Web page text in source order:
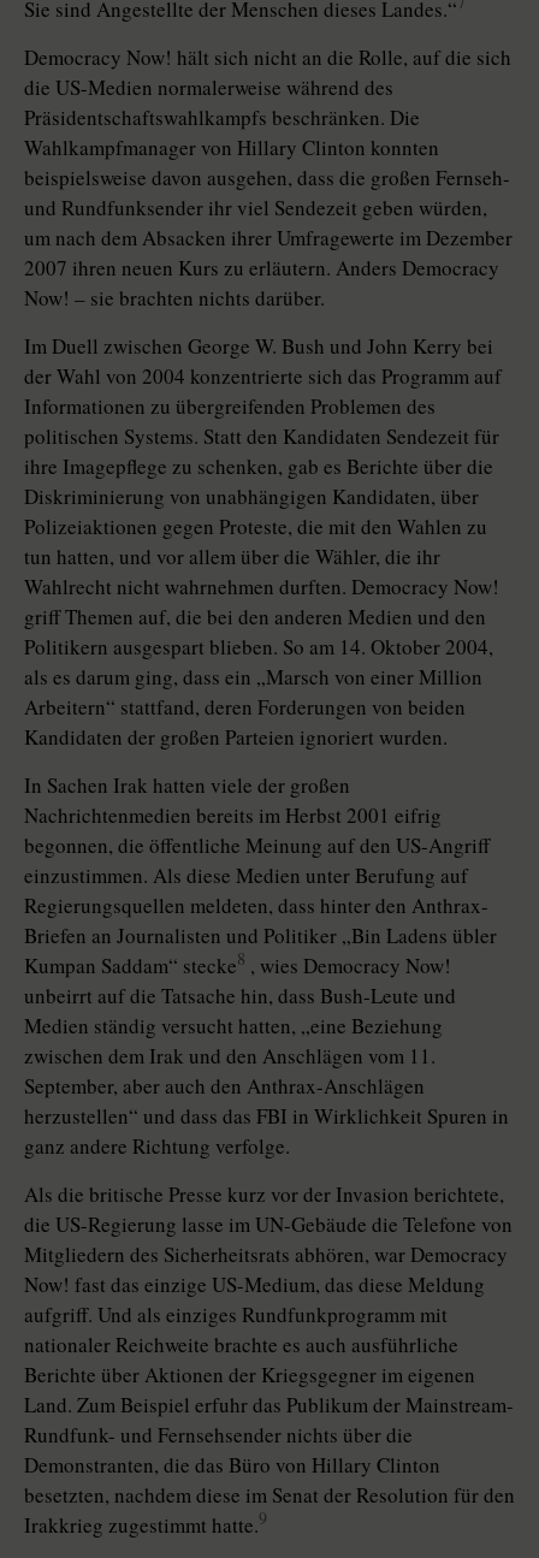
Sie sind Angestellte der Menschen dieses Landes.“
Democracy Now! hält sich nicht an die Rolle, auf die sich
die US-Medien normalerweise während des
Präsidentschaftswahlkampfs beschränken. Die
Wahlkampfmanager von Hillary Clinton konnten
beispielsweise davon ausgehen, dass die großen Fernseh-
und Rundfunksender ihr viel Sendezeit geben würden,
um nach dem Absacken ihrer Umfragewerte im Dezember
2007 ihren neuen Kurs zu erläutern. Anders Democracy
Now! – sie brachten nichts darüber.
Im Duell zwischen George W. Bush und John Kerry bei
der Wahl von 2004 konzentrierte sich das Programm auf
Informationen zu übergreifenden Problemen des
politischen Systems. Statt den Kandidaten Sendezeit für
ihre Imagepflege zu schenken, gab es Berichte über die
Diskriminierung von unabhängigen Kandidaten, über
Polizeiaktionen gegen Proteste, die mit den Wahlen zu
tun hatten, und vor allem über die Wähler, die ihr
Wahlrecht nicht wahrnehmen durften. Democracy Now!
griff Themen auf, die bei den anderen Medien und den
Politikern ausgespart blieben. So am 14. Oktober 2004,
als es darum ging, dass ein „Marsch von einer Million
Arbeitern“ stattfand, deren Forderungen von beiden
Kandidaten der großen Parteien ignoriert wurden.
In Sachen Irak hatten viele der großen
Nachrichtenmedien bereits im Herbst 2001 eifrig
begonnen, die öffentliche Meinung auf den US-Angriff
einzustimmen. Als diese Medien unter Berufung auf
Regierungsquellen meldeten, dass hinter den Anthrax-
Briefen an Journalisten und Politiker „Bin Ladens übler
Kumpan Saddam“ stecke8 , wies Democracy Now!
unbeirrt auf die Tatsache hin, dass Bush-Leute und
Medien ständig versucht hatten, „eine Beziehung
zwischen dem Irak und den Anschlägen vom 11.
September, aber auch den Anthrax-Anschlägen
herzustellen“ und dass das FBI in Wirklichkeit Spuren in
ganz andere Richtung verfolge.
Als die britische Presse kurz vor der Invasion berichtete,
die US-Regierung lasse im UN-Gebäude die Telefone von
Mitgliedern des Sicherheitsrats abhören, war Democracy
Now! fast das einzige US-Medium, das diese Meldung
aufgriff. Und als einziges Rundfunkprogramm mit
nationaler Reichweite brachte es auch ausführliche
Berichte über Aktionen der Kriegsgegner im eigenen
Land. Zum Beispiel erfuhr das Publikum der Mainstream-
Rundfunk- und Fernsehsender nichts über die
Demonstranten, die das Büro von Hillary Clinton
besetzten, nachdem diese im Senat der Resolution für den
Irakkrieg zugestimmt hatte.9